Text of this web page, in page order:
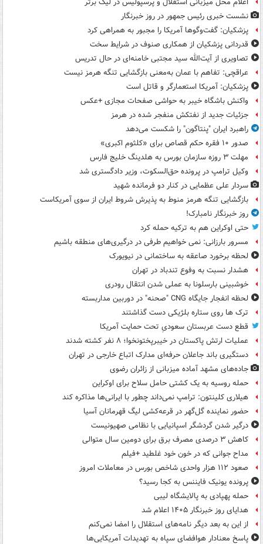
نشست خبری رئیس جمهور در روز خبرنگار
پزشکیان: گفت‌وگوها آمریکا را مجبور به همراهی کرد
قدردانی پزشکیان از همکاری صنوف در شرایط سخت
تصاویری از آیت‌الله سید مجتبی خامنه‌ای در حال تدریس
عراقچی: تفاهم با عمان به‌معنی بازگشایی تنگه هرمز نیست
پزشکیان: آمریکا استعمارگر و قاتل است
واکنش باشگاه خیبر به حواشی صفحات مجازی +عکس
جزئیات جدید از نفتکش منفجر شده در هرمز
راهبرد ایران "پنتاگون" را شکست می‌دهد
صدور ۱۰ فقره حکم قصاص برای «کلثوم اکبری»
مهلت ۳ روزه سازمان بورس به هلدینگ خلیج فارس
وکیل ترامپ در پرونده حق‌السکوت، وزیر دادگستری شد
سردار علی عظمایی در کنار دو فرمانده شهید
بازگشایی تنگه هرمز منوط به پذیرش شروط ایران از سوی آمریکاست
روز خبرنگار نامبارک!
حتی اوکراین هم به ترکیه حمله کرد
مسرور بارزانی: نمی خواهیم طرفی در درگیری‌های منطقه باشیم
لحظه برخورد صاعقه به ساختمانی در نیویورک
هشدار نسبت به وفوع تندباد در تهران
خوشبینی بارسلونا به عملی شدن انتقال رودری
لحظه انفجار جایگاه CNG "صحنه" در دوربین مداربسته
ترک ها روی ستاره بلژیکی دست گذاشتند
قطع دست عربستان سعودیِ تحت حمایت آمریکا
عملیات ارتش پاکستان در خیبرپختونخوا؛ ۸ نفر کشته شدند
دستگیری باند جاعلان حرفه‌ای مدارک اتباع خارجی در تهران
جاده‌های مشهد آماده میزبانی از زائران رضوی
حمله روسیه به یک کشتی حامل سلاح برای اوکراین
هیلاری کلینتون: ترامپ نمی‌داند چطور با ایرانی‌ها مذاکره کند
حضور نماینده گل‌گهر در قرعه‌کشی لیگ قهرمانان آسیا
درگیر شدن گردشگر اسپانیایی با نظامی صهیونیست
کاهش ۳ درصدی مصرف برق برای دومین سال متوالی
مداح جوانی که در خون خود غلطید +فیلم
صعود ۱۱۲ هزار واحدی شاخص بورس در معاملات امروز
پرونده یونیک فایننس به کجا رسید؟
حمله پهپادی به پالایشگاه لیبی
هدایای روز خبرنگار ۱۴۰۵ اعلام شد
از این به بعد دیگر نامه‌های استقلال را امضا نمی‌کنم
پاسخ معنادار هوافضای سپاه به تهدیدات آمریکایی‌ها